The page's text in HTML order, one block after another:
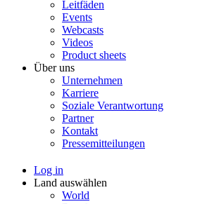
Leitfäden
Events
Webcasts
Videos
Product sheets
Über uns
Unternehmen
Karriere
Soziale Verantwortung
Partner
Kontakt
Pressemitteilungen
Log in
Land auswählen
World